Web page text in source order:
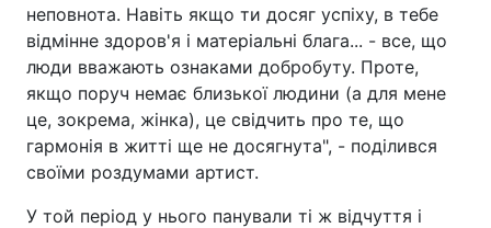
неповнота. Навіть якщо ти досяг успіху, в тебе
відмінне здоров'я і матеріальні блага... - все, що
люди вважають ознаками добробуту. Проте,
якщо поруч немає близької людини (а для мене
це, зокрема, жінка), це свідчить про те, що
гармонія в житті ще не досягнута", - поділився
своїми роздумами артист.
У той період у нього панували ті ж відчуття і